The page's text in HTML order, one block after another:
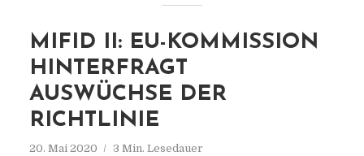
MIFID II: EU-KOMMISSION
HINTERFRAGT
AUSWÜCHSE DER
RICHTLINIE
20. Mai 2020 3 Min. Lesedauer